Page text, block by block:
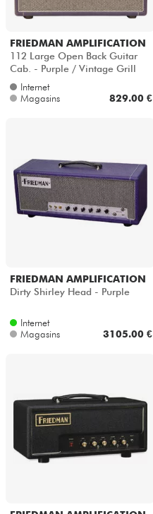
FRIEDMAN AMPLIFICATION
112 Large Open Back Guitar
Cab. - Purple / Vintage Grill
ClothInternet
Magasins
829.00 €
FRIEDMAN AMPLIFICATION
Dirty Shirley Head - Purple
Internet
Magasins
3105.00 €